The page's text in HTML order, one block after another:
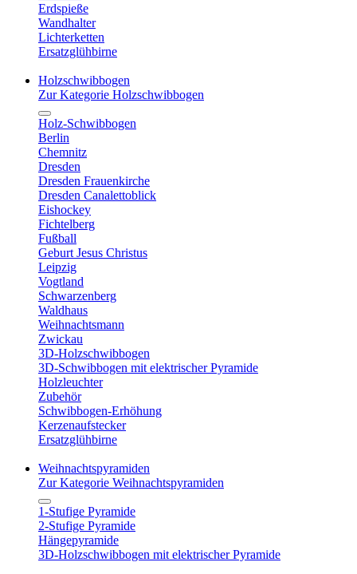
Erdspieße
Wandhalter
Lichterketten
Ersatzglühbirne
Holzschwibbogen
Zur Kategorie Holzschwibbogen
Holz-Schwibbogen
Berlin
Chemnitz
Dresden
Dresden Frauenkirche
Dresden Canalettoblick
Eishockey
Fichtelberg
Fußball
Geburt Jesus Christus
Leipzig
Vogtland
Schwarzenberg
Waldhaus
Weihnachtsmann
Zwickau
3D-Holzschwibbogen
3D-Schwibbogen mit elektrischer Pyramide
Holzleuchter
Zubehör
Schwibbogen-Erhöhung
Kerzenaufstecker
Ersatzglühbirne
Weihnachtspyramiden
Zur Kategorie Weihnachtspyramiden
1-Stufige Pyramide
2-Stufige Pyramide
Hängepyramide
3D-Holzschwibbogen mit elektrischer Pyramide